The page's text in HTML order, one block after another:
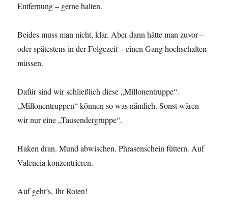
Entfernung – gerne halten.
Beides muss man nicht, klar. Aber dann hätte man zuvor –
oder spätestens in der Folgezeit – einen Gang hochschalten
müssen.
Dafür sind wir schließlich diese „Millonentruppe“.
„Millonentruppen“ können so was nämlich. Sonst wären
wir nur eine „Tausendergruppe“.
Haken dran. Mund abwischen. Phrasenschein füttern. Auf
Valencia konzentrieren.
Auf geht’s, Ihr Roten!